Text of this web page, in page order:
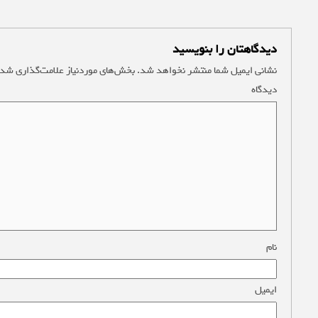
دیدگاهتان را بنویسید
نشانی ایمیل شما منتشر نخواهد شد.بخش‌های موردنیاز علامت‌گذاری
دیدگاه
نام
ایمیل